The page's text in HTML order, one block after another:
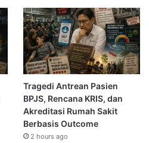
Tragedi Antrean Pasien
BPJS, Rencana KRIS, dan
Akreditasi Rumah Sakit
Berbasis Outcome
2 hours ago